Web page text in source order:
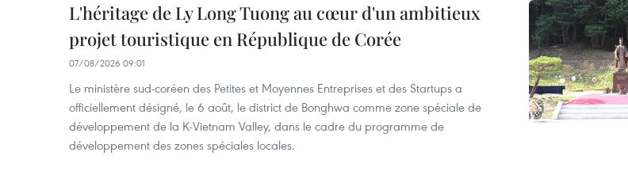
L'héritage de Ly Long Tuong au cœur d'un ambitieux
projet touristique en République de Corée
07/08/2026 09:01
Le ministère sud-coréen des Petites et Moyennes Entreprises et des Startups a
officiellement désigné, le 6 août, le district de Bonghwa comme zone spéciale de
développement de la K-Vietnam Valley, dans le cadre du programme de
développement des zones spéciales locales.